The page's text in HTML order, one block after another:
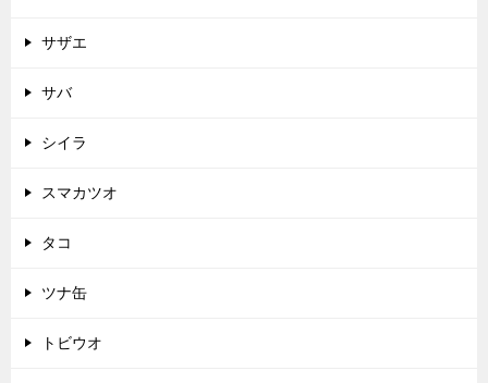
サザエ
サバ
シイラ
スマカツオ
タコ
ツナ缶
トビウオ